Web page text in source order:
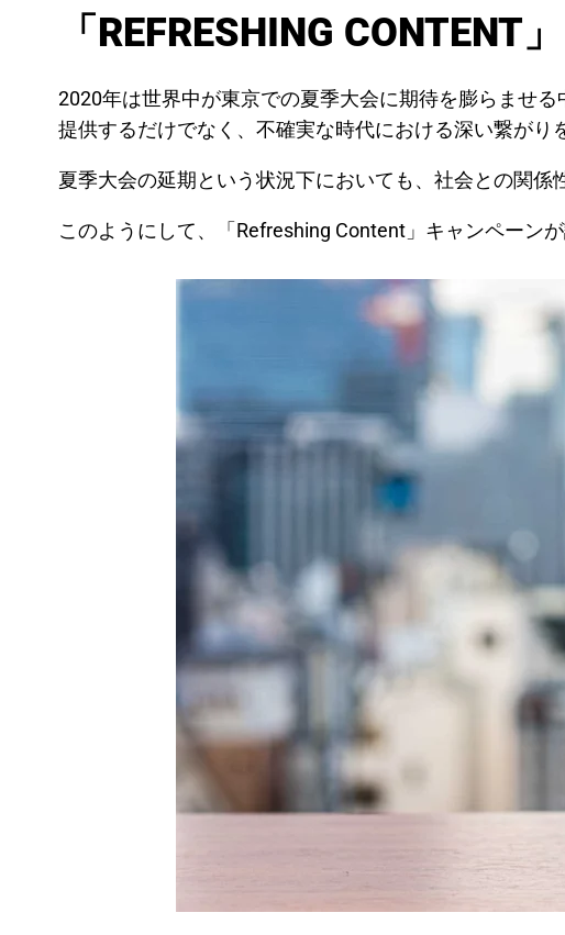
「REFRESHING
2020年は世界中が東京での夏季大会に期待を膨らませ
提供するだけでなく、不確実な時代における深い繋がり
夏季大会の延期という状況下においても、社会との関係
このようにして、「Refreshing Content」キャンペーンが